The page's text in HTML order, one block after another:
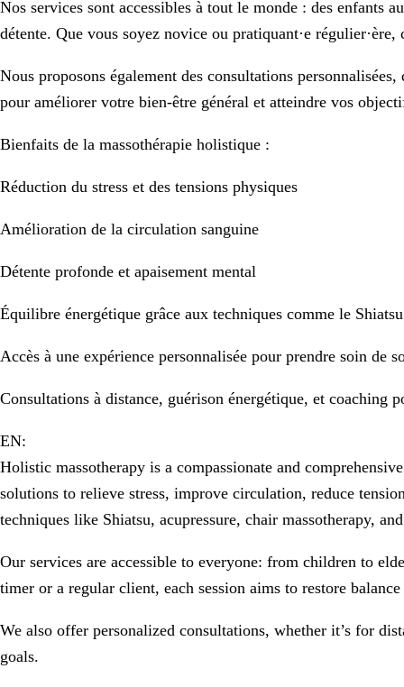
Nos services sont accessibles à tout le monde : des enfants
détente. Que vous soyez novice ou pratiquant·e
Nous proposons également des consultations
pour améliorer votre bien-être général et atteindre vos
Bienfaits de la massothérapie holistique :
Réduction du stress et des tensions physiques
Amélioration de la circulation sanguine
Détente profonde et apaisement mental
Équilibre énergétique grâce aux techniques comme le
Accès à une expérience personnalisée pour prendre soin de
Consultations à distance, guérison énergétique, et coaching
EN:
Holistic massotherapy is a compassionate and
solutions to relieve stress, improve circulation, reduce
techniques like Shiatsu, acupressure, chair massotherapy,
Our services are accessible to everyone: from children to
timer or a regular client, each session aims to restore
We also offer personalized consultations, whether it’s for
goals.